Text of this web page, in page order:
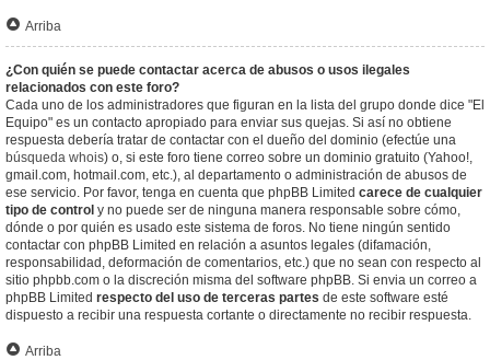
Arriba
¿Con quién se puede contactar acerca de abusos o usos ilegales
relacionados con este foro?
Cada uno de los administradores que figuran en la lista del grupo donde dice "El
Equipo" es un contacto apropiado para enviar sus quejas. Si así no obtiene
respuesta debería tratar de contactar con el dueño del dominio (efectúe una
búsqueda whois) o, si este foro tiene correo sobre un dominio gratuito (Yahoo!,
gmail.com, hotmail.com, etc.), al departamento o administración de abusos de
ese servicio. Por favor, tenga en cuenta que phpBB Limited carece de cualquier
tipo de control y no puede ser de ninguna manera responsable sobre cómo,
dónde o por quién es usado este sistema de foros. No tiene ningún sentido
contactar con phpBB Limited en relación a asuntos legales (difamación,
responsabilidad, deformación de comentarios, etc.) que no sean con respecto al
sitio phpbb.com o la discreción misma del software phpBB. Si envia un correo a
phpBB Limited respecto del uso de terceras partes de este software esté
dispuesto a recibir una respuesta cortante o directamente no recibir respuesta.
Arriba